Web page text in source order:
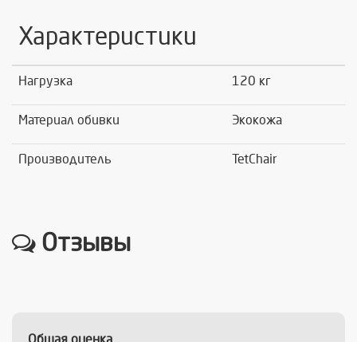
Характеристики
Нагрузка 120 кг
Материал обивки Экокожа
Производитель TetChair
Отзывы
Общая оценка